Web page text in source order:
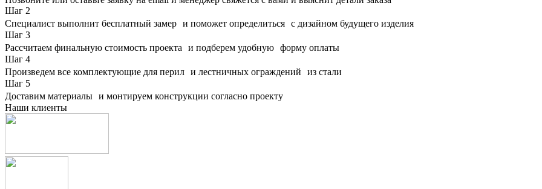
Шаг 2
Специалист выполнит бесплатный замер и поможет определиться с дизайном будущего изделия
Шаг 3
Рассчитаем финальную стоимость проекта и подберем удобную форму оплаты
Шаг 4
Произведем все комплектующие для перил и лестничных ограждений из стали
Шаг 5
Доставим материалы и монтируем конструкции согласно проекту
Наши клиенты